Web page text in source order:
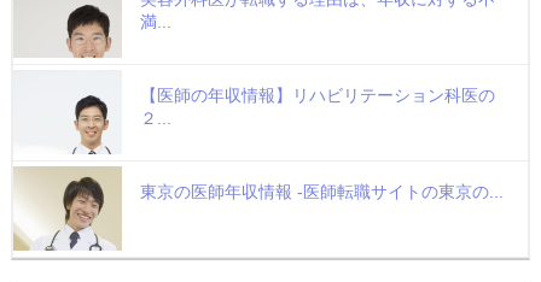
満...
【医師の年収情報】リハビリテーション科医の
２...
東京の医師年収情報 -医師転職サイトの東京の...